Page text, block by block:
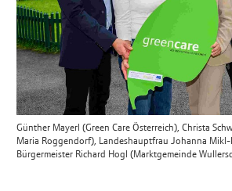
Günther Mayerl (Green Care Österreich), Christa
Maria Roggendorf), Landeshauptfrau Johanna
Bürgermeister Richard Hogl (Marktgemeinde